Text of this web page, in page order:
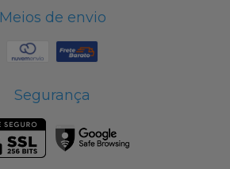
Meios de envio
Segurança